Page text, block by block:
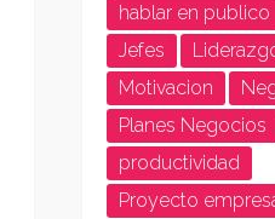
hablar en publico
Jefes
Motivacion
Planes Negocios
productividad
Proyecto